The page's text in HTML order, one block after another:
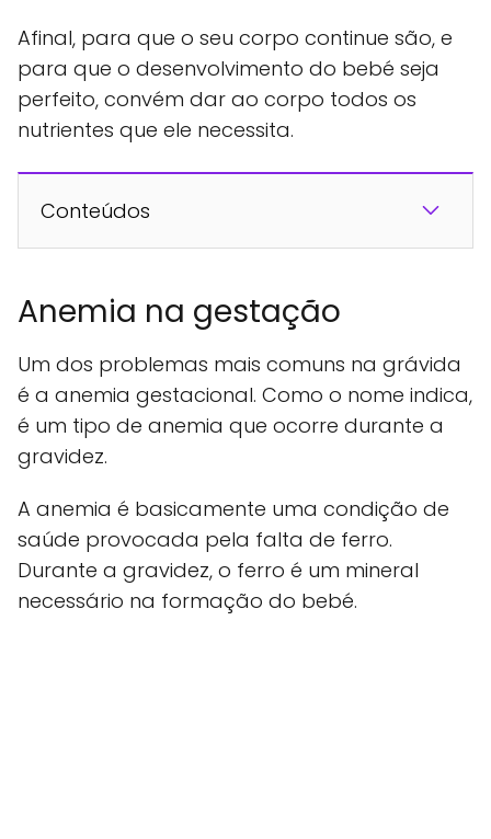
Afinal, para que o seu corpo continue são, e
para que o desenvolvimento do bebé seja
perfeito, convém dar ao corpo todos os
nutrientes que ele necessita.
Conteúdos
Anemia na gestação
Um dos problemas mais comuns na grávida
é a anemia gestacional. Como o nome indica,
é um tipo de anemia que ocorre durante a
gravidez.
A anemia é basicamente uma condição de
saúde provocada pela falta de ferro.
Durante a gravidez, o ferro é um mineral
necessário na formação do bebé.